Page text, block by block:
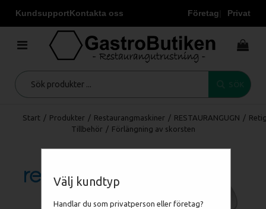
KundsupportKontakta oss Företag Privat
Välj kundtyp
Handlar du som privatperson eller företag?
Start / Produkter / Restaurangmaskiner / RESTAURANGUGN /
Tillbehör / Förlängning av skorsten